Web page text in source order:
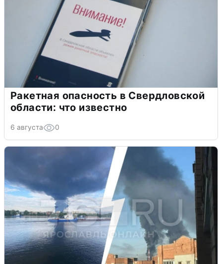
Ракетная опасность в Свердловской
области: что известно
6 августа 0